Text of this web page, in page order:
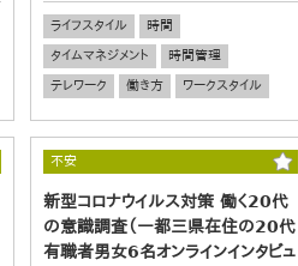
ライフスタイル
時間
タイムマネジメント
時間管理
テレワーク
働き方 ワークスタイル
不安
新型コロナウイルス対策 働く20代
の意識調査（一都三県在住の20代
有職者男女6名オンラインインタビュ